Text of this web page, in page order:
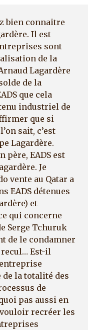
bien connaitre
Il est
sont
de la
Lagardère
de la
que cela
industriel de
que si
sait, c’est
Lagardère.
père, EADS est
Je
vente au Qatar a
EADS détenues
et
qui concerne
Serge Tchuruk
de le condamner
recul… Est-il
la totalité des
de
pas aussi en
recréer les